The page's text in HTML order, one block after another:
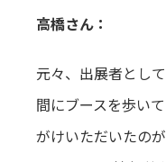
高橋さん：
元々、出展者とし
間にブースを歩い
がけいただいたの